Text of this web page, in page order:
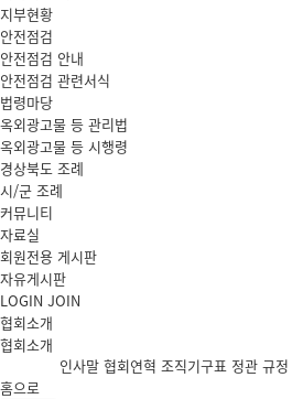
지부현황
안전점검
안전점검 안내
안전점검 관련서식
법령마당
옥외광고물 등 관리법
옥외광고물 등 시행령
경상북도 조례
시/군 조례
커뮤니티
자료실
회원전용 게시판
자유게시판
LOGIN JOIN
협회소개
협회소개
인사말 협회연혁 조직기구표 정관 규정
홈으로